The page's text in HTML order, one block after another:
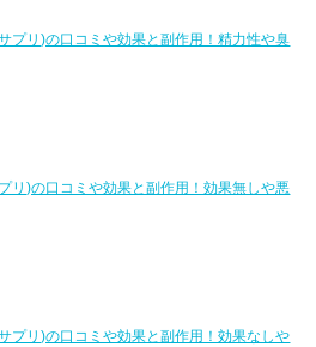
プリ)の口コミや効果と副作用！精力性や臭
リ)の口コミや効果と副作用！効果無しや悪
プリ)の口コミや効果と副作用！効果なしや